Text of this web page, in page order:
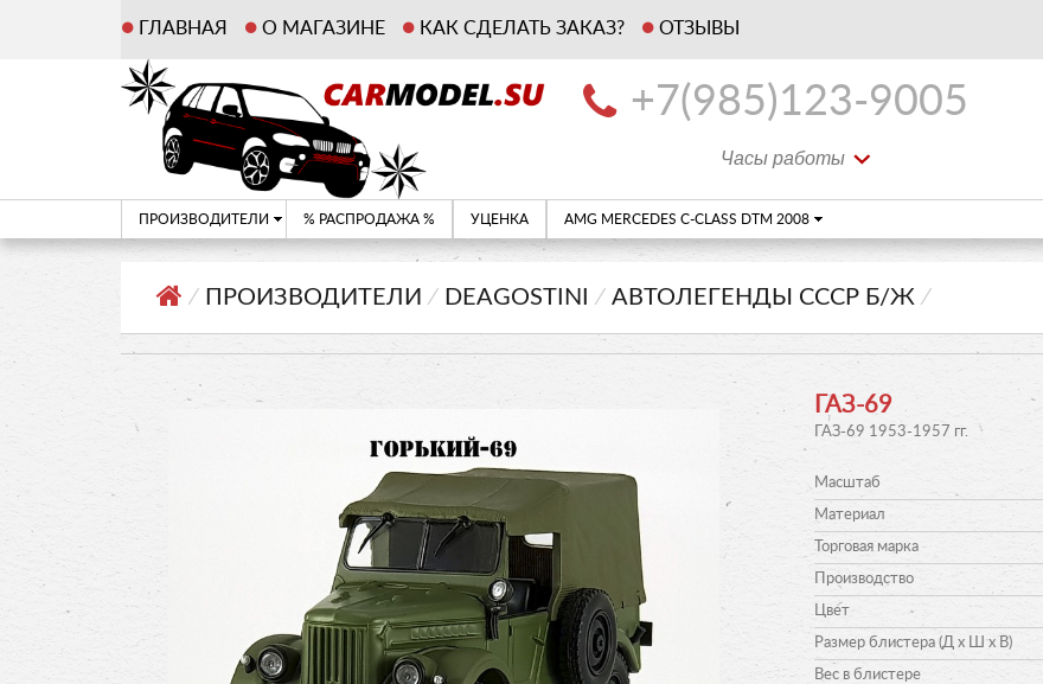
ГЛАВНАЯ О МАГАЗИНЕ КАК СДЕЛАТЬ ЗАКАЗ? ОТЗЫВЫ
+7(985)123-9005
Часы работы
ПРОИЗВОДИТЕЛИ % РАСПРОДАЖА % УЦЕНКА AMG MERCEDES C-CLASS DTM 2008
⁄ ПРОИЗВОДИТЕЛИ ⁄ DEAGOSTINI ⁄ АВТОЛЕГЕНДЫ СССР Б/Ж ⁄
ГАЗ-69
ГАЗ-69 1953-1957 гг.
Масштаб
Материал
Торговая марка
Производство
Цвет
Размер блистера (Д х Ш х В)
Вес в блистере